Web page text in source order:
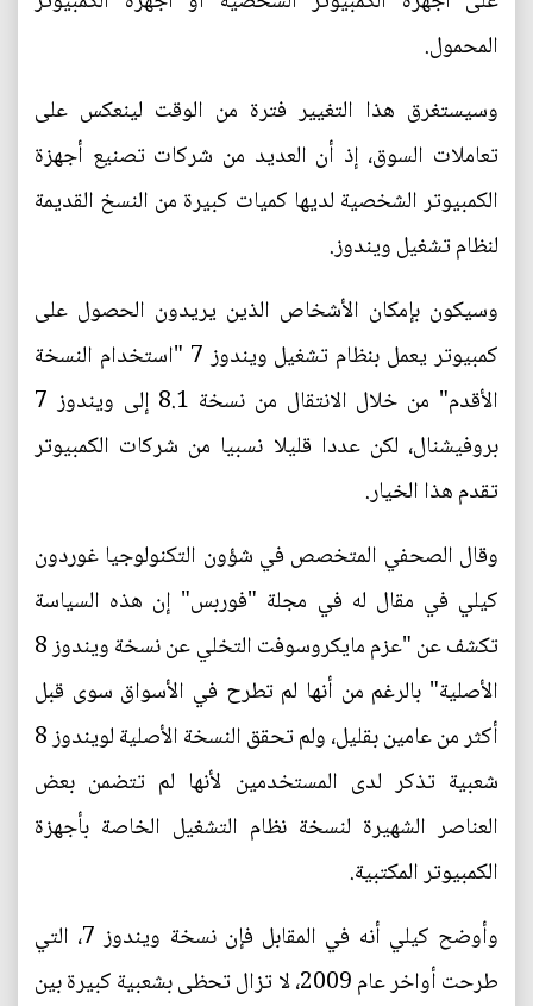
المحمول.
وسيستغرق هذا التغيير فترة من الوقت لينعكس على
تعاملات السوق، إذ أن العديد من شركات تصنيع أجهزة
الكمبيوتر الشخصية لديها كميات كبيرة من النسخ القديمة
لنظام تشغيل ويندوز.
وسيكون بإمكان الأشخاص الذين يريدون الحصول على
كمبيوتر يعمل بنظام تشغيل ويندوز 7 "استخدام النسخة
الأقدم" من خلال الانتقال من نسخة 8.1 إلى ويندوز 7
بروفيشنال، لكن عددا قليلا نسبيا من شركات الكمبيوتر
تقدم هذا الخيار.
وقال الصحفي المتخصص في شؤون التكنولوجيا غوردون
كيلي في مقال له في مجلة "فوربس" إن هذه السياسة
تكشف عن "عزم مايكروسوفت التخلي عن نسخة ويندوز 8
الأصلية" بالرغم من أنها لم تطرح في الأسواق سوى قبل
أكثر من عامين بقليل، ولم تحقق النسخة الأصلية لويندوز 8
شعبية تذكر لدى المستخدمين لأنها لم تتضمن بعض
العناصر الشهيرة لنسخة نظام التشغيل الخاصة بأجهزة
الكمبيوتر المكتبية.
وأوضح كيلي أنه في المقابل فإن نسخة ويندوز 7، التي
طرحت أواخر عام 2009، لا تزال تحظى بشعبية كبيرة بين